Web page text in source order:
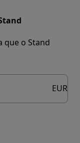
que o Stand
EUR